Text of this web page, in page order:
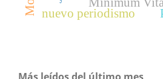
nuevo periodismo